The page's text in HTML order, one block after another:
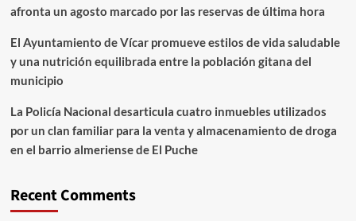
afronta un agosto marcado por las reservas de última hora
El Ayuntamiento de Vícar promueve estilos de vida saludable
y una nutrición equilibrada entre la población gitana del
municipio
La Policía Nacional desarticula cuatro inmuebles utilizados
por un clan familiar para la venta y almacenamiento de droga
en el barrio almeriense de El Puche
Recent Comments